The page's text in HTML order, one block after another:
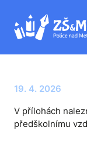
19. 4. 2026
V přílohách
předškolnímu